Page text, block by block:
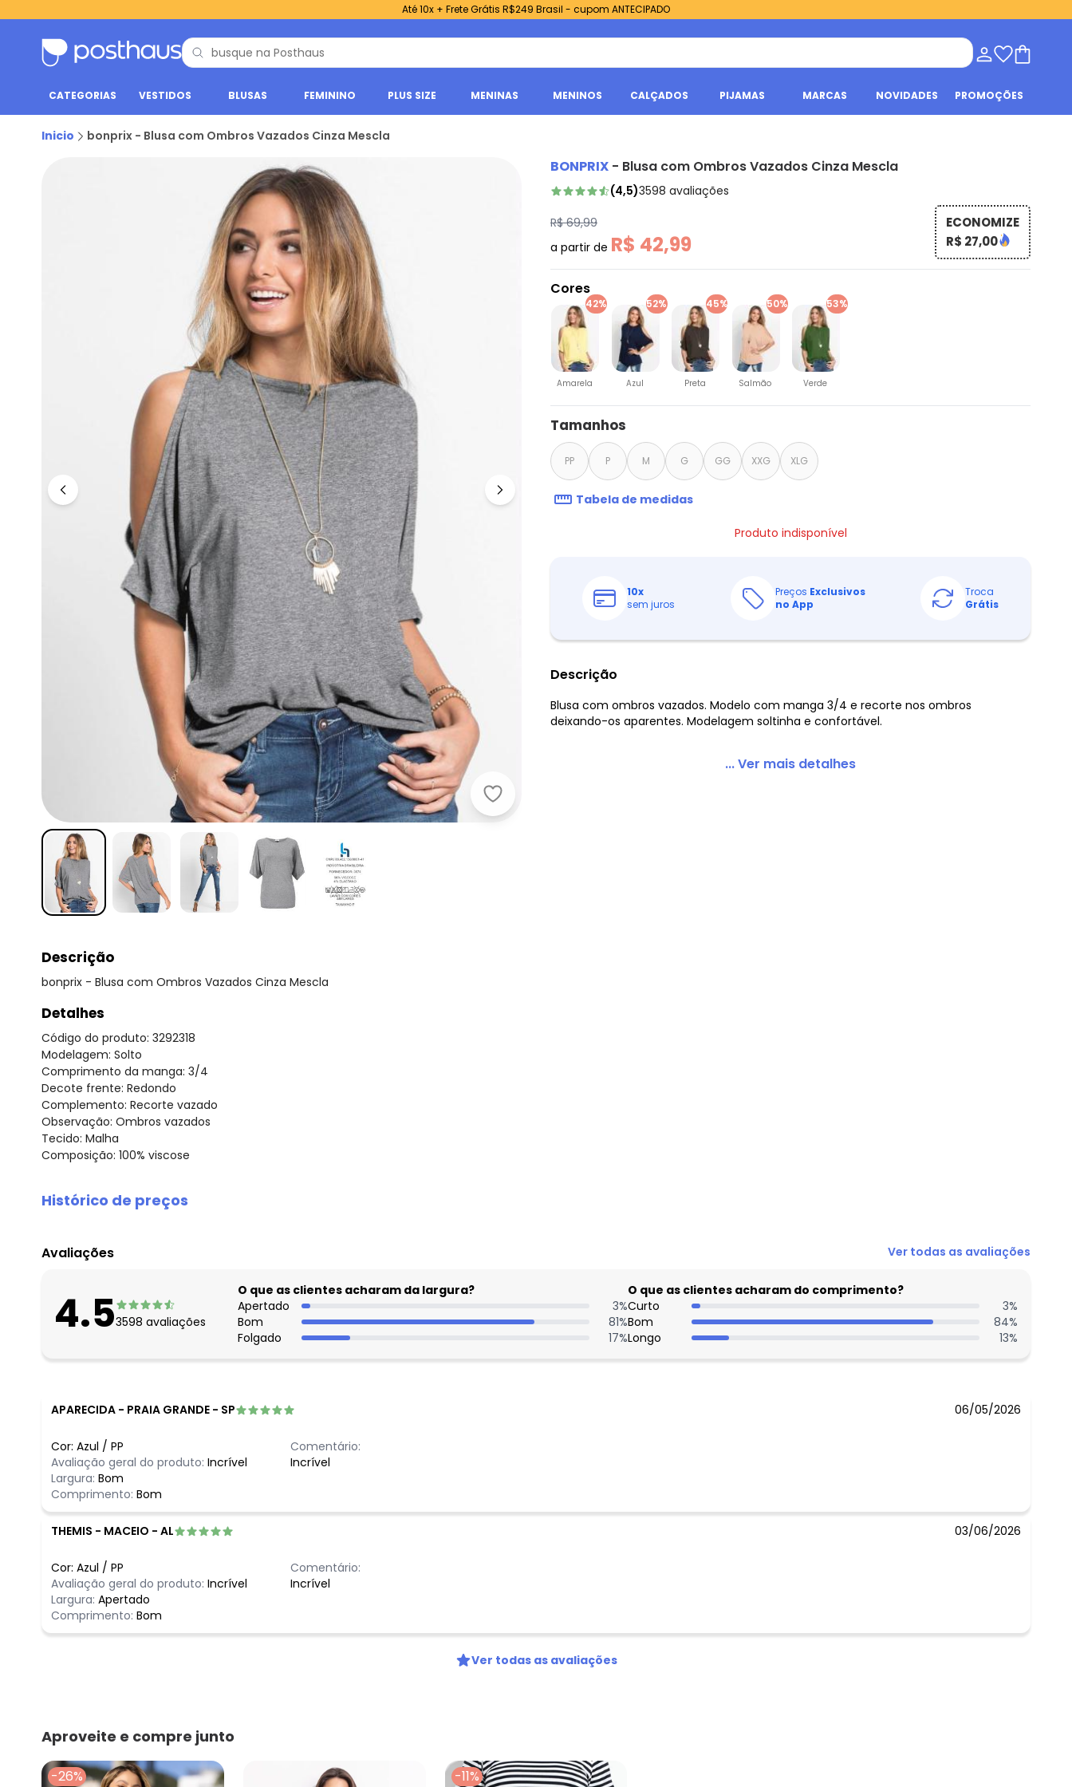
Até 10x + Frete Grátis R$249 Brasil - cupom ANTECIPADO
CATEGORIAS VESTIDOS BLUSAS FEMININO PLUS SIZE MENINAS MENINOS CALÇADOS PIJAMAS MARCAS NOVIDADES PROMOÇÕES
Inicio bonprix - Blusa com Ombros Vazados Cinza Mescla
bonprix - Blusa com Ombros Vazados Cinza Mescla
BONPRIX - Blusa com Ombros Vazados Cinza Mescla
(4,5)3598 avaliações
R$ 69,99
a partir de R$ 42,99
ECONOMIZE
R$ 27,00
Cores
42%
Amarela
52%
Azul
45%
Preta
50%
Salmão
53%
Verde
Tamanhos
PP P M G GG XXG XLG
Tabela de medidas
Produto indisponível
10x
sem juros
Preços Exclusivos
no App
Troca
Grátis
Descrição
Blusa com ombros vazados. Modelo com manga 3/4 e recorte nos ombros
deixando-os aparentes. Modelagem soltinha e confortável.
... Ver mais detalhes
Descrição
bonprix - Blusa com Ombros Vazados Cinza Mescla
Detalhes
Código do produto: 3292318
Modelagem: Solto
Comprimento da manga: 3/4
Decote frente: Redondo
Complemento: Recorte vazado
Observação: Ombros vazados
Tecido: Malha
Composição: 100% viscose
Histórico de preços
agosto/2026
N/D*
maio/2026 R$ 42,99
abril/2026 R$ 37,99
N/D*
fevereiro/2026 R$ 47,99
Avaliações Ver todas as avaliações
4.53598 avaliações
O que as clientes acharam da largura?
Apertado
3%
Bom
81%
Folgado
17%
O que as clientes acharam do comprimento?
Curto
3%
Bom
84%
Longo
13%
APARECIDA - PRAIA GRANDE - SP 06/05/2026
Cor: Azul / PP
Avaliação geral do produto: Incrível
Largura: Bom
Comprimento: Bom
Comentário:
Incrível
THEMIS - MACEIO - AL 03/06/2026
Cor: Azul / PP
Avaliação geral do produto: Incrível
Largura: Apertado
Comprimento: Bom
Comentário:
Incrível
Ver todas as avaliações
Aproveite e compre junto
-26% -11%